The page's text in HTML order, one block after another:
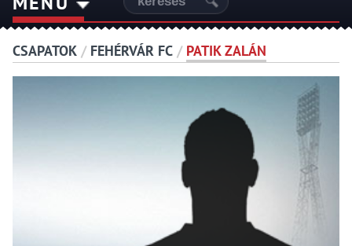
CSAPATOK / FEHÉRVÁR FC / PATIK ZALÁN